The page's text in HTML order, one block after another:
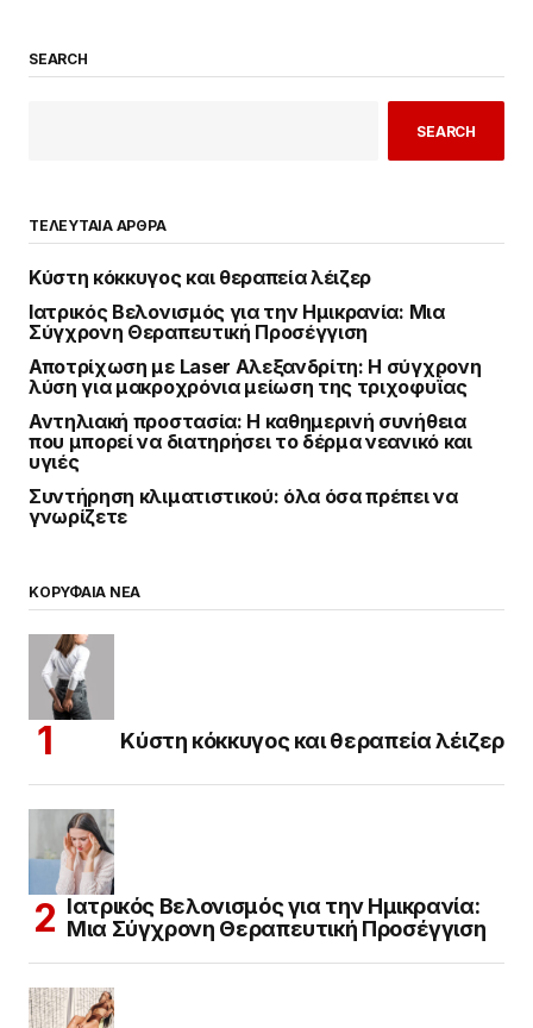
SEARCH
SEARCH
ΤΕΛΕΥΤΑΙΑ ΑΡΘΡΑ
Κύστη κόκκυγος και θεραπεία λέιζερ
Ιατρικός Βελονισμός για την Ημικρανία: Μια
Σύγχρονη Θεραπευτική Προσέγγιση
Αποτρίχωση με Laser Αλεξανδρίτη: Η σύγχρονη
λύση για μακροχρόνια μείωση της τριχοφυΐας
Αντηλιακή προστασία: Η καθημερινή συνήθεια
που μπορεί να διατηρήσει το δέρμα νεανικό και
υγιές
Συντήρηση κλιματιστικού: όλα όσα πρέπει να
γνωρίζετε
ΚΟΡΥΦΑΙΑ ΝΕΑ
Κύστη κόκκυγος και θεραπεία λέιζερ
Ιατρικός Βελονισμός για την Ημικρανία:
Μια Σύγχρονη Θεραπευτική Προσέγγιση